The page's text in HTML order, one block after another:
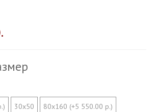
30х50 80х160 (+5 550.00 р.)